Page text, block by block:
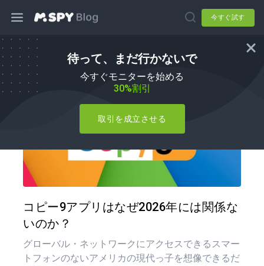
今すぐ試す
待って、まだ行かないで
今すぐモニターを始める
30%割引
取引を成立させる
mSpy 代替品
コピー9アプリはなぜ2026年には関係な
いのか？
グローバル・ネットワークにアクセスできるスマー
トフォンのないアメリカの現代っ子を想像できるだ